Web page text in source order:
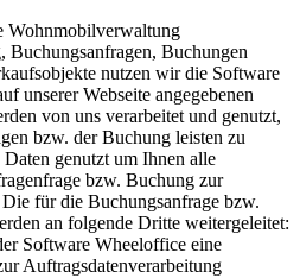
Wohnmobilverwaltung
Buchungsanfragen, Buchungen
nutzen wir die Software
unserer Webseite angegebenen
von uns verarbeitet und genutzt,
bzw. der Buchung leisten zu
genutzt um Ihnen alle
bzw. Buchung zur
für die Buchungsanfrage bzw.
an folgende Dritte weitergeleitet:
Software Wheeloffice eine
Auftragsdatenverarbeitung